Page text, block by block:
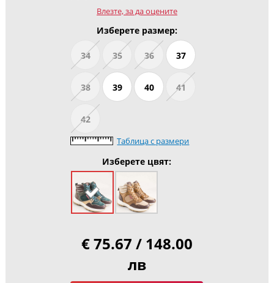
Влезте, за да оцените
Изберете размер:
34 35 36 37
38 39 40 41
42
Таблица с размери
Изберете цвят:
€ 75.67 / 148.00
лв